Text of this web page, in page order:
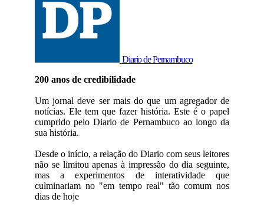
Diario de Pernambuco
200 anos de credibilidade
Um jornal deve ser mais do que um agregador de
notícias. Ele tem que fazer história. Este é o papel
cumprido pelo Diario de Pernambuco ao longo da
sua história.
Desde o início, a relação do Diario com seus leitores
não se limitou apenas à impressão do dia seguinte,
mas a experimentos de interatividade que
culminariam no "em tempo real" tão comum nos
dias de hoje